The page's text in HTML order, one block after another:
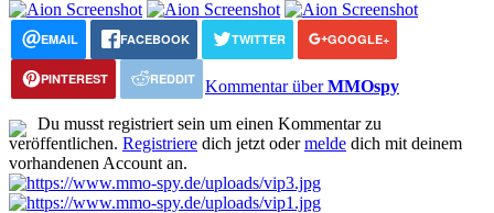
EMAIL FACEBOOK TWITTER GOOGLE+
PINTEREST REDDIT Kommentar überMMOspy
Du musst registriert sein um einen Kommentar zu
veröffentlichen. Registriere dich jetzt odermelde dich mit deinem
vorhandenen Account an.